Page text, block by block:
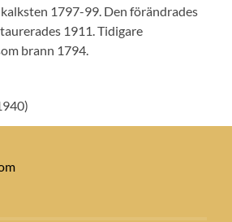
1797-99. Den förändrades
1911. Tidigare
brann 1794.